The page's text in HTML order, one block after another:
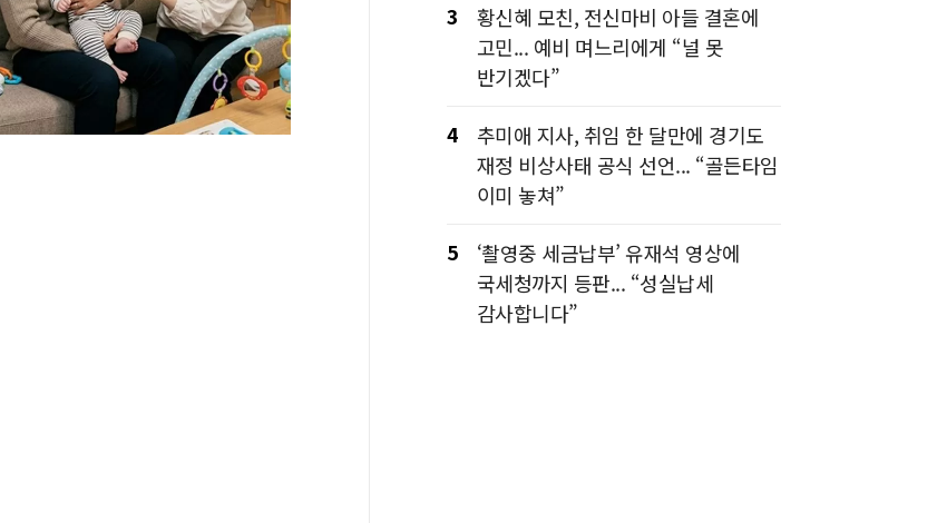
3
황신혜 모친, 전신마비 아들 결혼에
고민... 예비 며느리에게 “널 못
반기겠다”
4
추미애 지사, 취임 한 달만에 경기도
재정 비상사태 공식 선언... “골든타임
이미 놓쳐”
5
‘촬영중 세금납부’ 유재석 영상에
국세청까지 등판... “성실납세
감사합니다”